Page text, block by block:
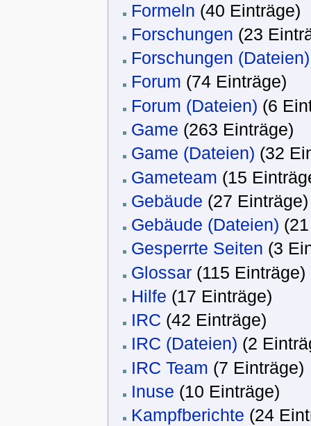
Formeln ‏‎ (40 Einträge)
Forschungen (23
Forschungen (Dateien)
Forum ‏‎ (74 Einträge)
Forum (Dateien) (6
Game ‏‎ (263 Einträge)
Game (Dateien) (32
Gameteam (15
Gebäude ‏‎ (27 Einträge)
Gebäude (Dateien)
Gesperrte Seiten (3
Glossar‏‎ (115 Einträge)
Hilfe ‏‎ (17 Einträge)
IRC ‏‎ (42 Einträge)
IRC (Dateien) (2
IRC Team ‏‎ (7 Einträge)
Inuse ‏‎ (10 Einträge)
Kampfberichte (24